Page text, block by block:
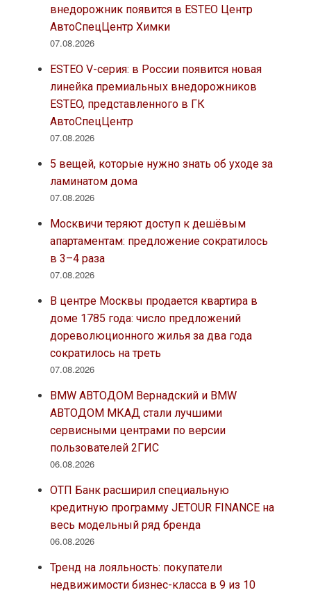
внедорожник появится в ESTEO Центр
АвтоСпецЦентр Химки
07.08.2026
ESTEO V-серия: в России появится новая
линейка премиальных внедорожников
ESTEO, представленного в ГК
АвтоСпецЦентр
07.08.2026
5 вещей, которые нужно знать об уходе за
ламинатом дома
07.08.2026
Москвичи теряют доступ к дешёвым
апартаментам: предложение сократилось
в 3–4 раза
07.08.2026
В центре Москвы продается квартира в
доме 1785 года: число предложений
дореволюционного жилья за два года
сократилось на треть
07.08.2026
BMW АВТОДОМ Вернадский и BMW
АВТОДОМ МКАД стали лучшими
сервисными центрами по версии
пользователей 2ГИС
06.08.2026
ОТП Банк расширил специальную
кредитную программу JETOUR FINANCE на
весь модельный ряд бренда
06.08.2026
Тренд на лояльность: покупатели
недвижимости бизнес-класса в 9 из 10